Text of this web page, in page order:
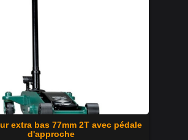
extra bas 77mm 2T avec pédale
d'approche